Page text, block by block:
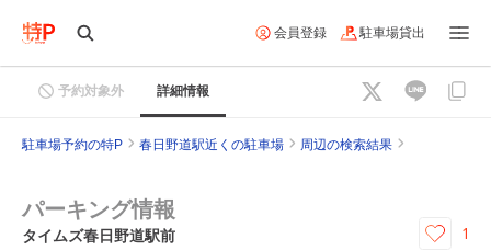
会員登録 駐車場貸出
予約対象外 詳細情報
駐車場予約の特P 春日野道駅近くの駐車場 周辺の検索結果
パーキング情報
タイムズ春日野道駅前 1